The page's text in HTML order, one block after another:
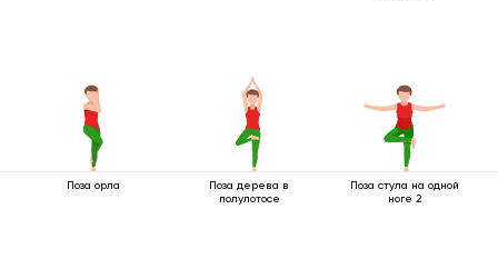
Поза орла
Поза дерева в
полулотосе
Поза стула на одной
ноге 2